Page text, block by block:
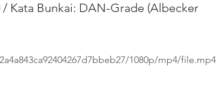
/ Kata Bunkai: DAN-Grade (Albecker
1080p/mp4/file.mp4